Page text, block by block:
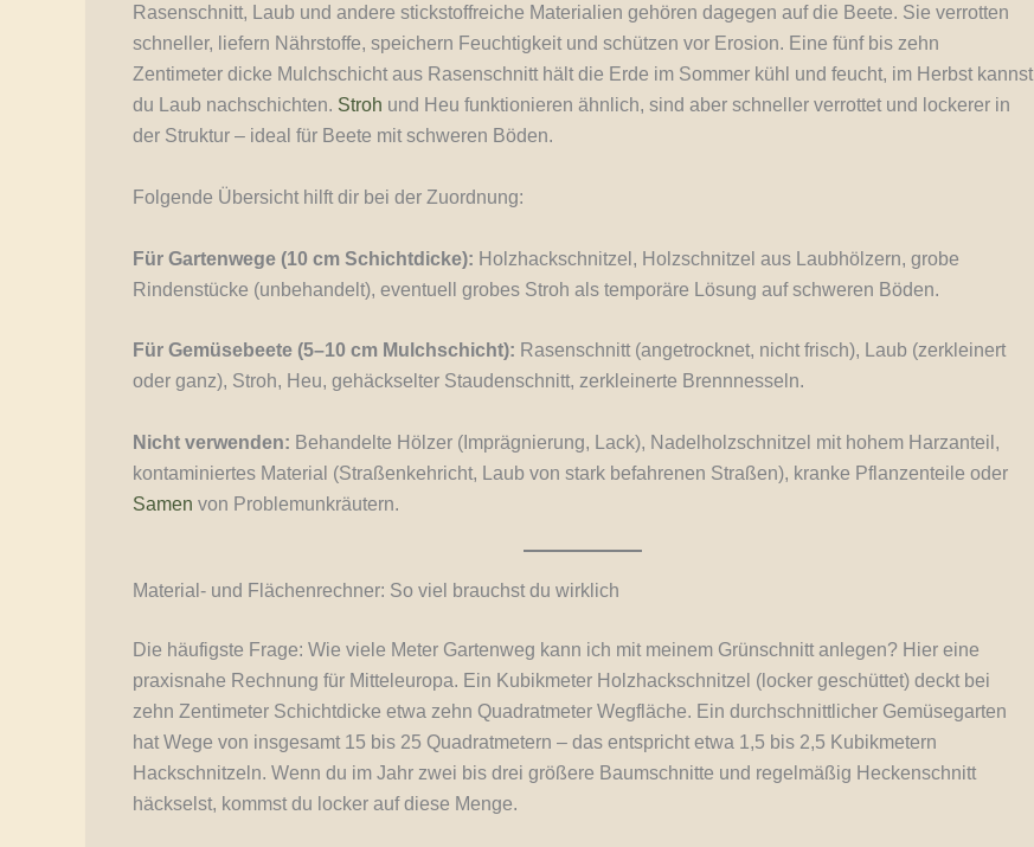
Rasenschnitt, Laub und andere stickstoffreiche Materialien gehören dagegen auf die Beete. Sie verrotten
schneller, liefern Nährstoffe, speichern Feuchtigkeit und schützen vor Erosion. Eine fünf bis zehn
Zentimeter dicke Mulchschicht aus Rasenschnitt hält die Erde im Sommer kühl und feucht, im Herbst kannst
du Laub nachschichten. Stroh und Heu funktionieren ähnlich, sind aber schneller verrottet und lockerer in
der Struktur – ideal für Beete mit schweren Böden.
Folgende Übersicht hilft dir bei der Zuordnung:
Für Gartenwege (10 cm Schichtdicke): Holzhackschnitzel, Holzschnitzel aus Laubhölzern, grobe
Rindenstücke (unbehandelt), eventuell grobes Stroh als temporäre Lösung auf schweren Böden.
Für Gemüsebeete (5–10 cm Mulchschicht): Rasenschnitt (angetrocknet, nicht frisch), Laub (zerkleinert
oder ganz), Stroh, Heu, gehäckselter Staudenschnitt, zerkleinerte Brennnesseln.
Nicht verwenden: Behandelte Hölzer (Imprägnierung, Lack), Nadelholzschnitzel mit hohem Harzanteil,
kontaminiertes Material (Straßenkehricht, Laub von stark befahrenen Straßen), kranke Pflanzenteile oder
Samen von Problemunkräutern.
Material- und Flächenrechner: So viel brauchst du wirklich
Die häufigste Frage: Wie viele Meter Gartenweg kann ich mit meinem Grünschnitt anlegen? Hier eine
praxisnahe Rechnung für Mitteleuropa. Ein Kubikmeter Holzhackschnitzel (locker geschüttet) deckt bei
zehn Zentimeter Schichtdicke etwa zehn Quadratmeter Wegfläche. Ein durchschnittlicher Gemüsegarten
hat Wege von insgesamt 15 bis 25 Quadratmetern – das entspricht etwa 1,5 bis 2,5 Kubikmetern
Hackschnitzeln. Wenn du im Jahr zwei bis drei größere Baumschnitte und regelmäßig Heckenschnitt
häckselst, kommst du locker auf diese Menge.